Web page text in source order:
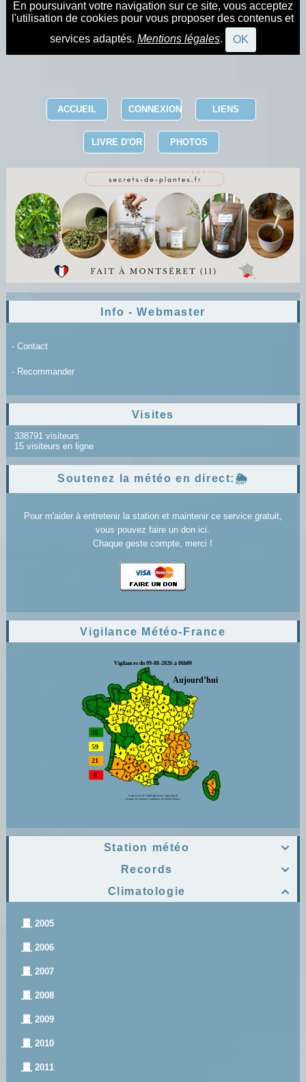
En poursuivant votre navigation sur ce site, vous acceptez
l'utilisation de cookies pour vous proposer des contenus et
services adaptés. Mentions légales. OK
ACCUEIL CONNEXION LIENS
LIVRE D'OR PHOTOS
Info - Webmaster
- Contact
- Recommander
Visites
338791 visiteurs
15 visiteurs en ligne
Soutenez la météo en direct:🌦️
Pour m'aider à entretenir la station et maintenir ce service gratuit,
vous pouvez faire un don ici.
Chaque geste compte, merci !
Vigilance Météo-France

Station météo

Records

Climatologie
2005
2006
2007
2008
2009
2010
2011